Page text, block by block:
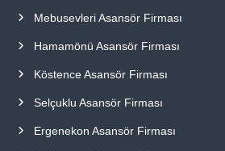
Mebusevleri Asansör Firması
Hamamönü Asansör Firması
Köstence Asansör Firması
Selçuklu Asansör Firması
Ergenekon Asansör Firması